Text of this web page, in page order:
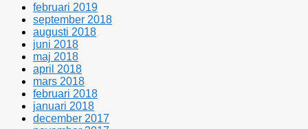
februari 2019
september 2018
augusti 2018
juni 2018
maj 2018
april 2018
mars 2018
februari 2018
januari 2018
december 2017